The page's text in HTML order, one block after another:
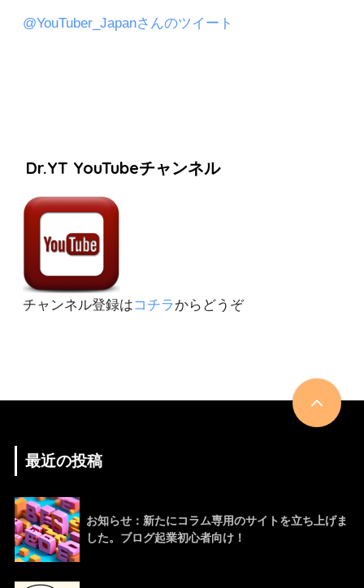
@YouTuber_Japanさんのツイート
Dr.YT YouTubeチャンネル
チャンネル登録はコチラ からどうぞ
最近の投稿
お知らせ：新たにコラム専用のサイトを立ち上げま
した。ブログ起業初心者向け！